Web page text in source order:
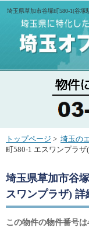
埼玉県草加市谷塚町580-1(谷
トップページ > 埼玉の
町580-1 エスワンプラ
埼玉県草加市谷
スワンプラザ) 詳
この物件の物件番号